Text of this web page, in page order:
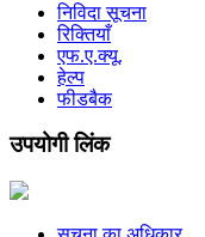
निविदा सूचना
रिक्तियाँ
एफ.ए.क्यू.
हेल्प
फीडबैक
उपयोगी लिंक